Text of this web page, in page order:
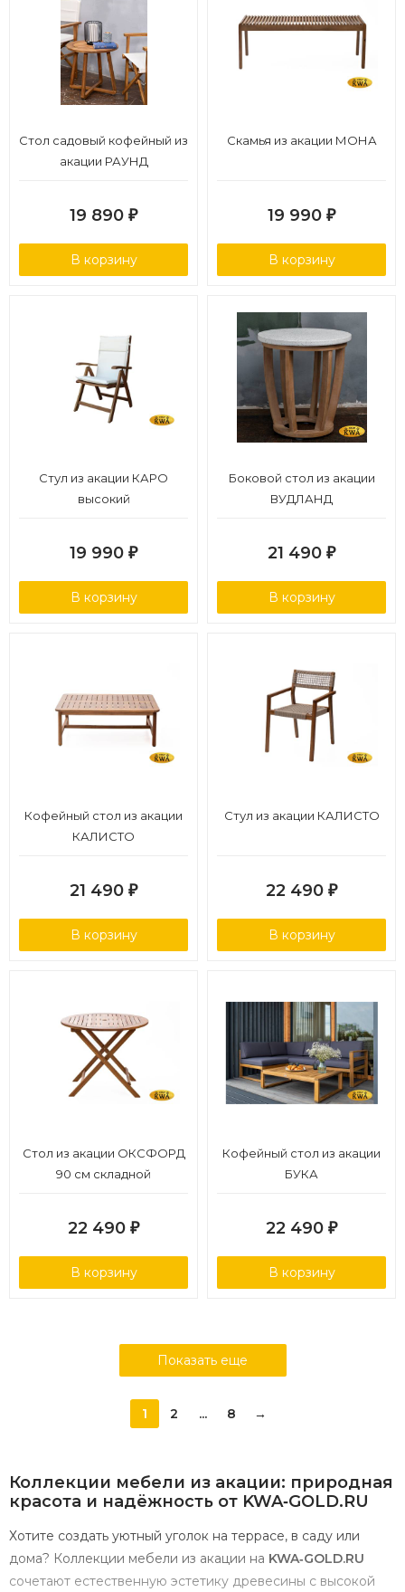
Стол садовый кофейный из
акации РАУНД
19 890 ₽
В корзину
Скамья из акации МОНА
19 990 ₽
В корзину
Стул из акации КАРО
высокий
19 990 ₽
В корзину
Боковой стол из акации
ВУДЛАНД
21 490 ₽
В корзину
Кофейный стол из акации
КАЛИСТО
21 490 ₽
В корзину
Стул из акации КАЛИСТО
22 490 ₽
В корзину
Стол из акации ОКСФОРД
90 см складной
22 490 ₽
В корзину
Кофейный стол из акации
БУКА
22 490 ₽
В корзину
Показать еще
1 2 ... 8 →
Коллекции мебели из акации: природная
красота и надёжность от KWA‑GOLD.RU
Хотите создать уютный уголок на террасе, в саду или
дома? Коллекции мебели из акации на KWA‑GOLD.RU
сочетают естественную эстетику древесины с высокой